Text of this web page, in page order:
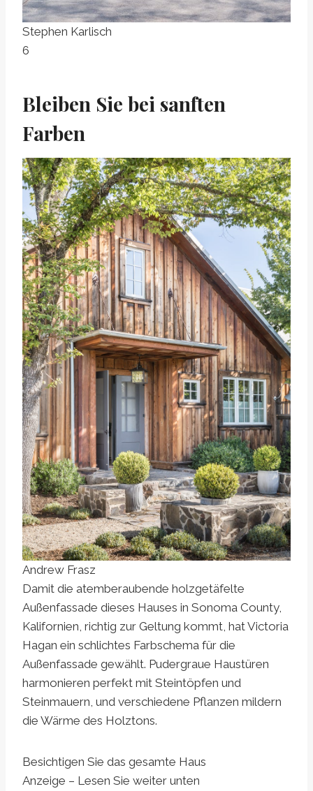
Stephen Karlisch
6
Bleiben Sie bei sanften
Farben
Andrew Frasz
Damit die atemberaubende holzgetäfelte
Außenfassade dieses Hauses in Sonoma County,
Kalifornien, richtig zur Geltung kommt, hat Victoria
Hagan ein schlichtes Farbschema für die
Außenfassade gewählt. Pudergraue Haustüren
harmonieren perfekt mit Steintöpfen und
Steinmauern, und verschiedene Pflanzen mildern
die Wärme des Holztons.
Besichtigen Sie das gesamte Haus
Anzeige – Lesen Sie weiter unten